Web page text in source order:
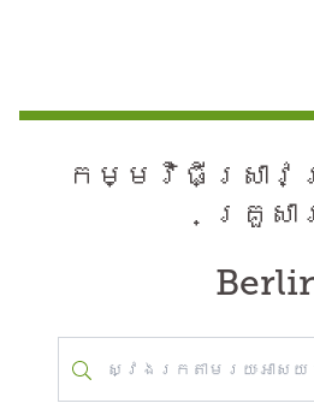
កម្មវិធី​ស្រាវ
គ្រួសា